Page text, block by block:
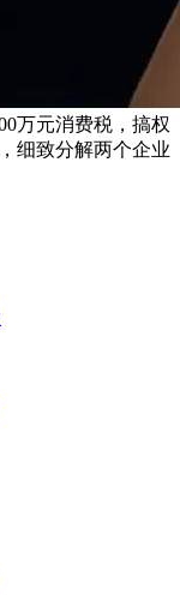
万元消费税，搞权
细致分解两个企业